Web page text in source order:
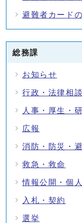
避難者カード
総務課
お知らせ
行政・法律相
人事・厚生・
広報
消防・防災・
救急・救命
情報公開・個
入札・契約
選挙